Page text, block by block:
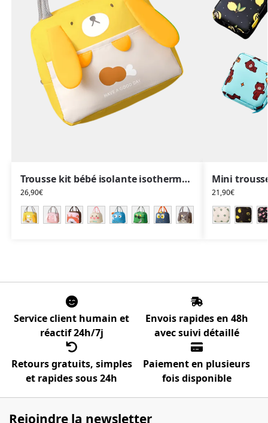
Trousse kit bébé isolante isotherme animaux
26,90€ 21,90€
Service client humain et
réactif 24h/7j
Envois rapides en 48h
avec suivi détaillé
Retours gratuits, simples
et rapides sous 24h
Paiement en plusieurs
fois disponible
Rejoindre la newsletter